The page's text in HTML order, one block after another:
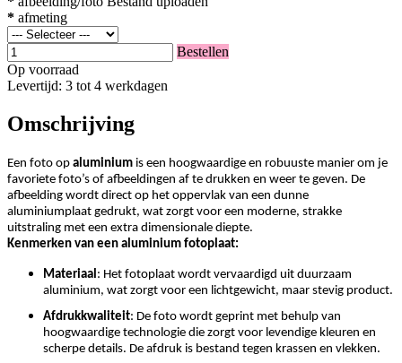
* afmeting
Bestellen
Op voorraad
Levertijd: 3 tot 4 werkdagen
Omschrijving
Een foto op aluminium is een hoogwaardige en robuuste manier om je
favoriete foto’s of afbeeldingen af te drukken en weer te geven. De
afbeelding wordt direct op het oppervlak van een dunne
aluminiumplaat gedrukt, wat zorgt voor een moderne, strakke
uitstraling met een extra dimensionale diepte.
Kenmerken van een aluminium fotoplaat:
Materiaal: Het fotoplaat wordt vervaardigd uit duurzaam
aluminium, wat zorgt voor een lichtgewicht, maar stevig product.
Afdrukkwaliteit: De foto wordt geprint met behulp van
hoogwaardige technologie die zorgt voor levendige kleuren en
scherpe details. De afdruk is bestand tegen krassen en vlekken.